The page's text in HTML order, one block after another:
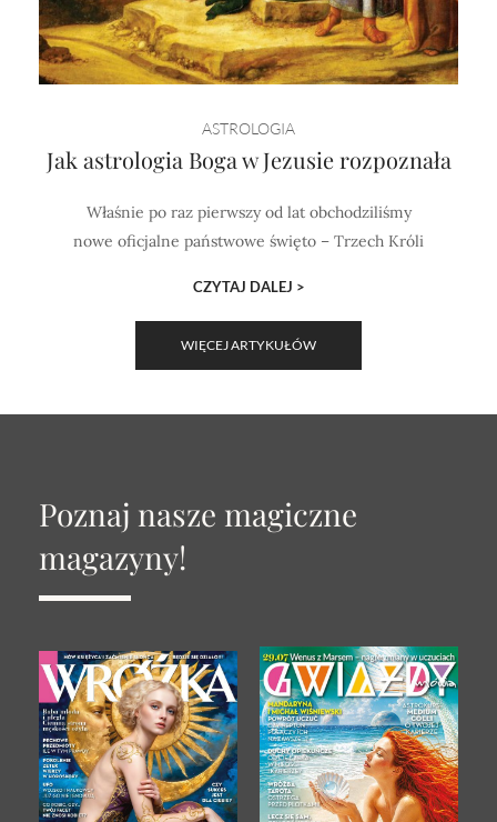
ASTROLOGIA
Jak astrologia Boga w Jezusie rozpoznała
Właśnie po raz pierwszy od lat obchodziliśmy
nowe oficjalne państwowe święto – Trzech Króli
CZYTAJ DALEJ >
WIĘCEJ ARTYKUŁÓW
Poznaj nasze magiczne
magazyny!